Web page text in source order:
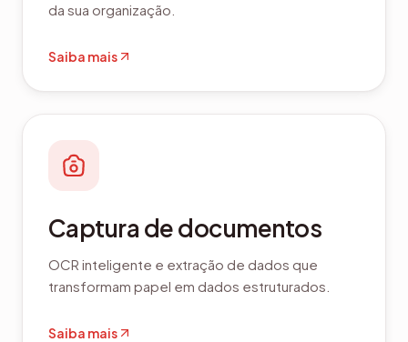
da sua organização.
Saiba mais
Captura de documentos
OCR inteligente e extração de dados que
transformam papel em dados estruturados.
Saiba mais